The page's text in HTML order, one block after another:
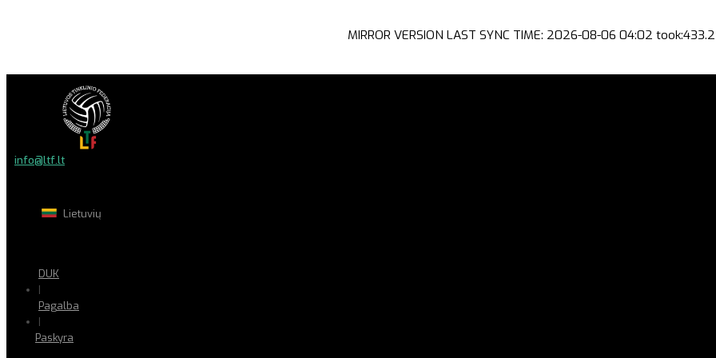
MIRROR VERSION LAST SYNC TIME: 2026-08-06 04:02
info@ltf.lt
Lietuvių
DUK
|
Pagalba
|
Paskyra